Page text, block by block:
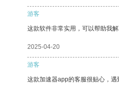
游客
这款软件非常实用，可以帮助我
2025-04-20
游客
这款加速器app的客服很贴心，遇